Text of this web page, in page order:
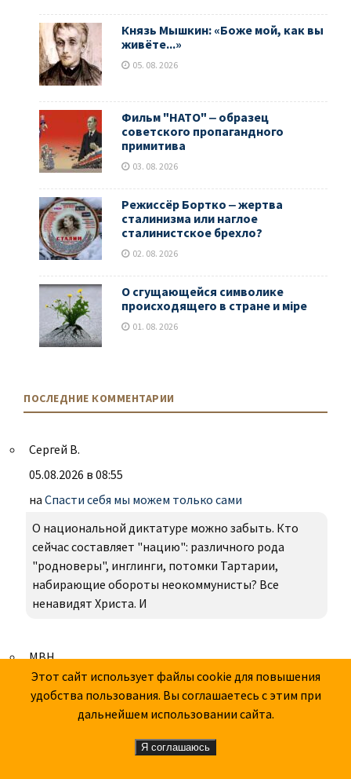
Князь Мышкин: «Боже мой, как вы
живёте...»
05. 08. 2026
Фильм "НАТО" ‒ образец
советского пропагандного
примитива
03. 08. 2026
Режиссёр Бортко ‒ жертва
сталинизма или наглое
сталинистское брехло?
02. 08. 2026
О сгущающейся символике
происходящего в стране и мiре
01. 08. 2026
ПОСЛЕДНИЕ КОММЕНТАРИИ
Сергей В.
05.08.2026 в 08:55
на Спасти себя мы можем только сами
О национальной диктатуре можно забыть. Кто
сейчас составляет "нацию": различного рода
"родноверы", инглинги, потомки Тартарии,
набирающие обороты неокоммунисты? Все
ненавидят Христа. И
МВН
05.08.2026 в 08:45
на
Тогда и теперь
А.С., с темой Гитлера ты меня постоянно удивляешь
его защитой. Тебе не кажется, что именно
Этот сайт использует файлы cookie для повышения
удобства пользования. Вы соглашаетесь с этим при
дальнейшем использовании сайта.
Я соглашаюсь